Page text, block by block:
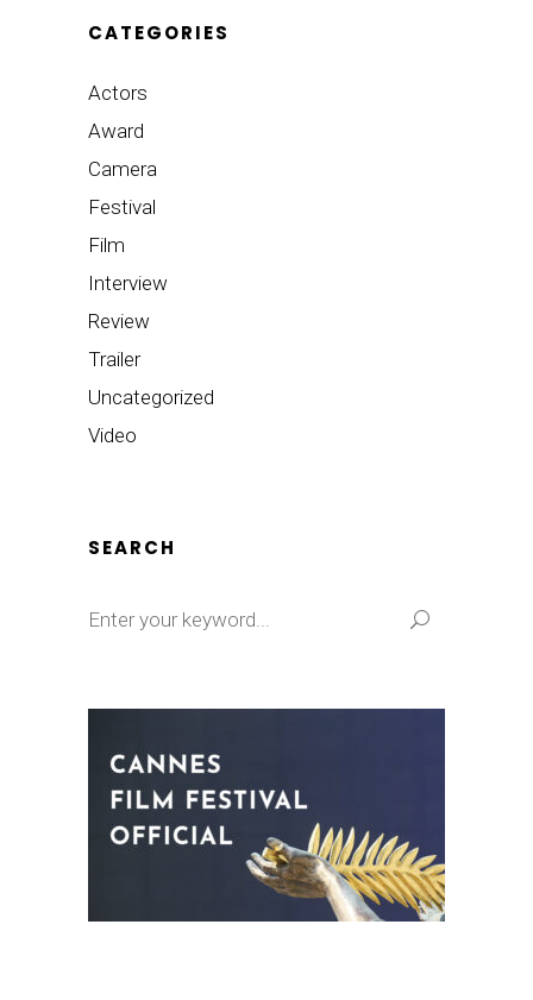
CATEGORIES
Actors
Award
Camera
Festival
Film
Interview
Review
Trailer
Uncategorized
Video
SEARCH